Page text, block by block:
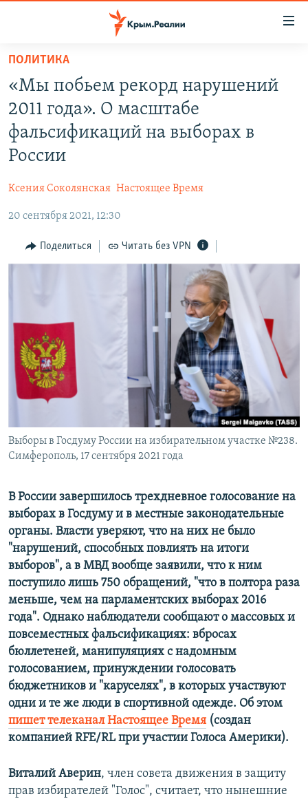
Вернуться
основному
содержанию
Вернутся
главной
Вернутся
ВОДА
ИСТОРИЯ
ИНФОГРАФИКА
ТЕЛЕПРОЕКТ КРЫМ.РЕАЛИИ
СОВЕТЫ ПРАВОЗАЩИТНИКОВ
ПОБЕДИТЕЛЕЙ НЕ СУДЯТ?
КРЫМ.НЕПОКОРЕННЫЙ
ELIFBE
УКРАИНСКАЯ ПРОБЛЕМА КРЫМА
КАК ОБОЙТИ БЛОКИРОВКУ
ПРИСОЕДИНЯЙТЕСЬ!
ПОЛИТИКА
«Мы побьем рекорд нарушений
2011 года». О масштабе
фальсификаций на выборах в
России
Ксения Соколянская Настоящее Время
20 сентября 2021, 12:30
Поделиться Читать без VPN
Выборы в Госдуму России на избирательном участке №238.
Симферополь, 17 сентября 2021 года
В России завершилось трехдневное голосование на
выборах в Госдуму и в местные законодательные
органы. Власти уверяют, что на них не было
"нарушений, способных повлиять на итоги
выборов", а в МВД вообще заявили, что к ним
поступило лишь 750 обращений, "что в полтора раза
меньше, чем на парламентских выборах 2016
года". Однако наблюдатели сообщают о массовых и
повсеместных фальсификациях: вбросах
бюллетеней, манипуляциях с надомным
голосованием, принуждении голосовать
бюджетников и "каруселях", в которых участвуют
одни и те же люди в спортивной одежде. Об этом
пишет телеканал Настоящее Время (создан
компанией RFE/RL при участии Голоса Америки).
Виталий Аверин, член совета движения в защиту
прав избирателей "Голос", считает, что нынешние